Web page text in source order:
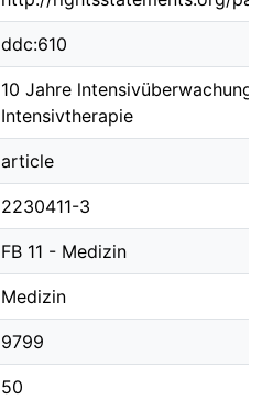
ddc:610
10 Jahre lntensivüberwachung
Intensivtherapie
article
2230411-3
FB 11 - Medizin
Medizin
9799
50